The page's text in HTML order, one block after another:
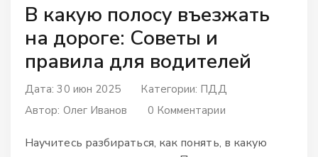
В какую полосу въезжать
на дороге: Советы и
правила для водителей
Дата: 30 июн 2025 Категории: ПДД
Автор: Олег Иванов 0 Комментарии
Научитесь разбираться, как понять, в какую